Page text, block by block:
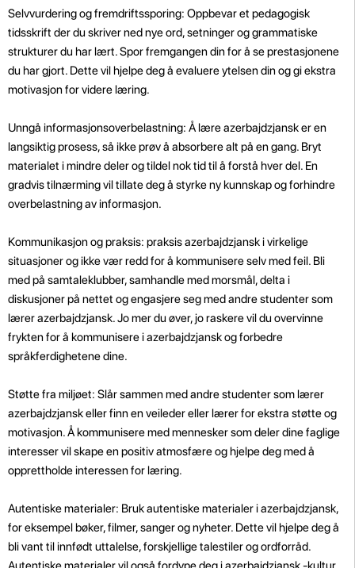
Selvvurdering og fremdriftssporing: Oppbevar et pedagogisk
tidsskrift der du skriver ned nye ord, setninger og grammatiske
strukturer du har lært. Spor fremgangen din for å se prestasjonene
du har gjort. Dette vil hjelpe deg å evaluere ytelsen din og gi ekstra
motivasjon for videre læring.
Unngå informasjonsoverbelastning: Å lære azerbajdzjansk er en
langsiktig prosess, så ikke prøv å absorbere alt på en gang. Bryt
materialet i mindre deler og tildel nok tid til å forstå hver del. En
gradvis tilnærming vil tillate deg å styrke ny kunnskap og forhindre
overbelastning av informasjon.
Kommunikasjon og praksis: praksis azerbajdzjansk i virkelige
situasjoner og ikke vær redd for å kommunisere selv med feil. Bli
med på samtaleklubber, samhandle med morsmål, delta i
diskusjoner på nettet og engasjere seg med andre studenter som
lærer azerbajdzjansk. Jo mer du øver, jo raskere vil du overvinne
frykten for å kommunisere i azerbajdzjansk og forbedre
språkferdighetene dine.
Støtte fra miljøet: Slår sammen med andre studenter som lærer
azerbajdzjansk eller finn en veileder eller lærer for ekstra støtte og
motivasjon. Å kommunisere med mennesker som deler dine faglige
interesser vil skape en positiv atmosfære og hjelpe deg med å
opprettholde interessen for læring.
Autentiske materialer: Bruk autentiske materialer i azerbajdzjansk,
for eksempel bøker, filmer, sanger og nyheter. Dette vil hjelpe deg å
bli vant til innfødt uttalelse, forskjellige talestiler og ordforråd.